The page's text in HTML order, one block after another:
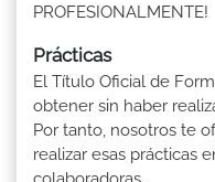
PROFESIONALMENTE!
Prácticas
El Título Oficial de
obtener sin haber
Por tanto, nosotros te
realizar esas prácticas